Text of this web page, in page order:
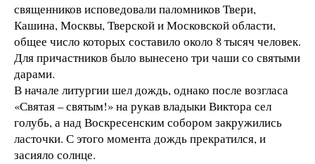
священников исповедовали паломников Твери,
Кашина, Москвы, Тверской и Московской области,
общее число которых составило около 8 тысяч человек.
Для причастников было вынесено три чаши со святыми
дарами.
В начале литургии шел дождь, однако после возгласа
«Святая – святым!» на рукав владыки Виктора сел
голубь, а над Воскресенским собором закружились
ласточки. С этого момента дождь прекратился, и
засияло солнце.